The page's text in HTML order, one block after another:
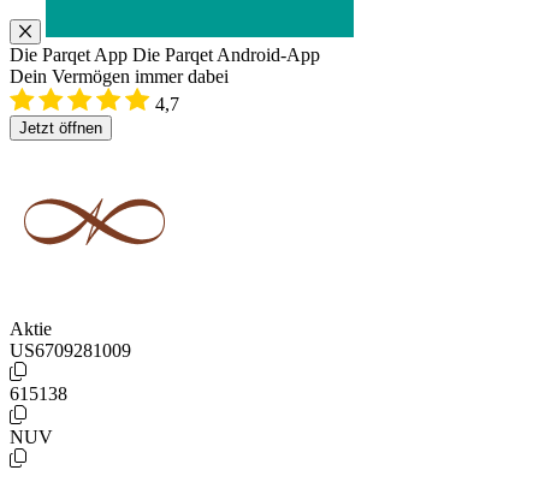
Die Parqet App Die Parqet Android-App
Dein Vermögen immer dabei
4,7
Jetzt öffnen
Aktie
US6709281009
615138
NUV